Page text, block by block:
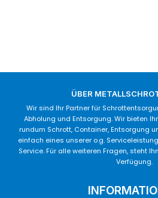
ÜBER
Wir sind Ihr Partner für
Abholung und Entsorgung. Wir bieten
rundum Schrott, Container, Entsorgung
einfach eines unserer o.g.
Service. Für alle weiteren Fragen, steht
Verfügung.